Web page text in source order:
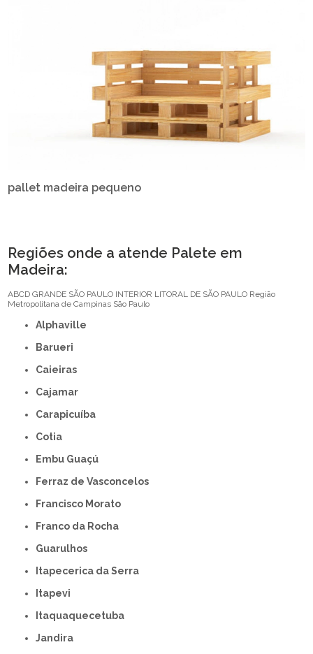
pallet madeira pequeno
Regiões onde a atende Palete em
Madeira:
ABCD GRANDE SÃO PAULO INTERIOR LITORAL DE SÃO PAULO Região
Metropolitana de Campinas São Paulo
Alphaville
Barueri
Caieiras
Cajamar
Carapicuíba
Cotia
Embu Guaçú
Ferraz de Vasconcelos
Francisco Morato
Franco da Rocha
Guarulhos
Itapecerica da Serra
Itapevi
Itaquaquecetuba
Jandira